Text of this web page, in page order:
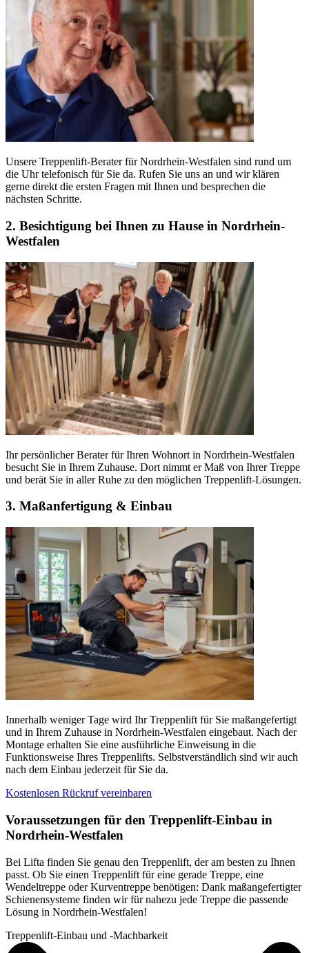
Unsere Treppenlift-Berater für Nordrhein-Westfalen sind rund um
die Uhr telefonisch für Sie da. Rufen Sie uns an und wir klären
gerne direkt die ersten Fragen mit Ihnen und besprechen die
nächsten Schritte.
2. Besichtigung bei Ihnen zu Hause in Nordrhein-
Westfalen
Ihr persönlicher Berater für Ihren Wohnort in Nordrhein-Westfalen
besucht Sie in Ihrem Zuhause. Dort nimmt er Maß von Ihrer Treppe
und berät Sie in aller Ruhe zu den möglichen Treppenlift-Lösungen.
3. Maßanfertigung & Einbau
Innerhalb weniger Tage wird Ihr Treppenlift für Sie maßangefertigt
und in Ihrem Zuhause in Nordrhein-Westfalen eingebaut. Nach der
Montage erhalten Sie eine ausführliche Einweisung in die
Funktionsweise Ihres Treppenlifts. Selbstverständlich sind wir auch
nach dem Einbau jederzeit für Sie da.
Kostenlosen Rückruf vereinbaren
Voraussetzungen für den Treppenlift-Einbau in
Nordrhein-Westfalen
Bei Lifta finden Sie genau den Treppenlift, der am besten zu Ihnen
passt. Ob Sie einen Treppenlift für eine gerade Treppe, eine
Wendeltreppe oder Kurventreppe benötigen: Dank maßangefertigter
Schienensysteme finden wir für nahezu jede Treppe die passende
Lösung in Nordrhein-Westfalen!
Treppenlift-Einbau und -Machbarkeit